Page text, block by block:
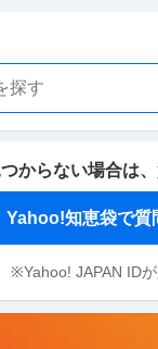
からない場合は、
Yahoo!知恵袋で質
※Yahoo! JAPAN ID